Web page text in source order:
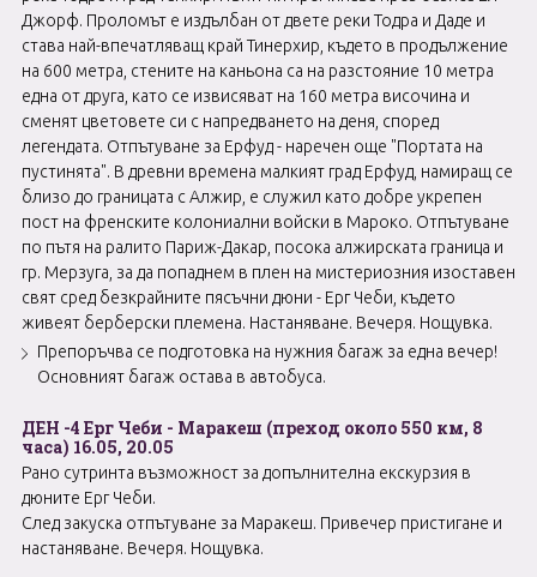
Джорф. Проломът е издълбан от двете реки Тодра и Даде и
става най-впечатляващ край Тинерхир, където в продължение
на 600 метра, стените на каньона са на разстояние 10 метра
една от друга, като се извисяват на 160 метра височина и
сменят цветовете си с напредването на деня, според
легендата. Отпътуване за Ерфуд - наречен още "Портата на
пустинята". В древни времена малкият град Ерфуд, намиращ се
близо до границата с Алжир, е служил като добре укрепен
пост на френските колониални войски в Мароко. Отпътуване
по пътя на ралито Париж-Дакар, посока алжирската граница и
гр. Мерзуга, за да попаднем в плен на мистериозния изоставен
свят сред безкрайните пясъчни дюни - Ерг Чеби, където
живеят берберски племена. Настаняване. Вечеря. Нощувка.
Препоръчва се подготовка на нужния багаж за една вечер!
Основният багаж остава в автобуса.
ДЕН -4 Ерг Чеби - Маракеш (преход около 550 км, 8
часа) 16.05, 20.05
Рано сутринта възможност за допълнителна екскурзия в
дюните Ерг Чеби.
След закуска отпътуване за Маракеш. Привечер пристигане и
настаняване. Вечеря. Нощувка.